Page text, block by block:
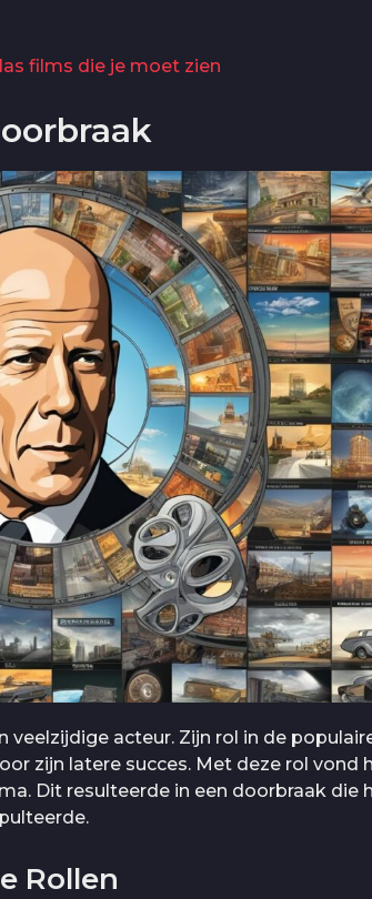
films die je moet zien
veelzijdige acteur. Zijn rol in de
zijn latere succes. Met deze rol vond
Dit resulteerde in een doorbraak die
Rollen